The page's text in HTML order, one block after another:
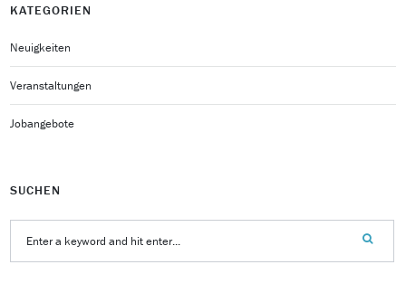
KATEGORIEN
Neuigkeiten
Veranstaltungen
Jobangebote
SUCHEN